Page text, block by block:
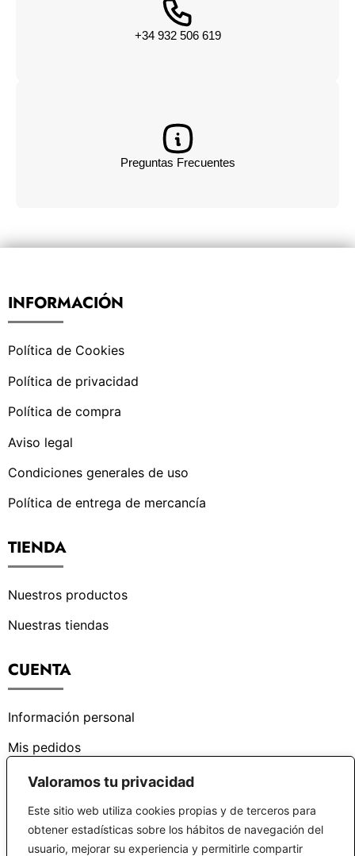
Valoramos tu privacidad
Este sitio web utiliza cookies propias y de terceros para
obtener estadísticas sobre los hábitos de navegación del
usuario, mejorar su experiencia y permitirle compartir
+34 932 506 619
Preguntas Frecuentes
INFORMACIÓN
Política de Cookies
Política de privacidad
Política de compra
Aviso legal
Condiciones generales de uso
Política de entrega de mercancía
TIENDA
Nuestros productos
Nuestras tiendas
CUENTA
Información personal
Mis pedidos
¿PODEMOS AYUDARTE?
Centro de ayuda